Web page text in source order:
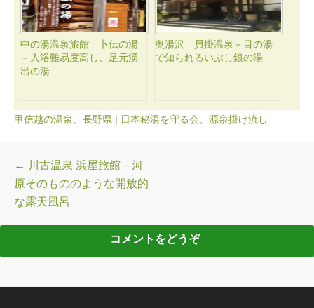
中の湯温泉旅館 卜伝の湯
－入浴難易度高し、足元湧
出の湯
奥湯沢 貝掛温泉－目の湯
で知られるいぶし銀の湯
甲信越の温泉 長野県 | 日本秘湯を守る会 源泉掛け流し
投稿ナビゲーション
← 川古温泉 浜屋旅館－河
原そのもののような開放的
な露天風呂